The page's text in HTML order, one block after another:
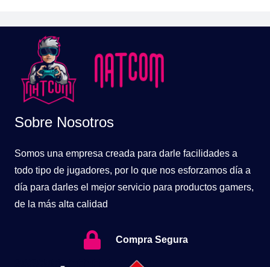
Sobre Nosotros
Somos una empresa creada para darle facilidades a
todo tipo de jugadores, por lo que nos esforzamos día a
día para darles el mejor servicio para productos gamers,
de la más alta calidad
Compra Segura